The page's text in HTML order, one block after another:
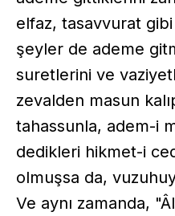
elfaz, tasavvurat
şeyler de ademe
suretlerini ve
zevalden masun
tahassunla, adem-i
dedikleri hikmet-i
olmuşsa da,
Ve aynı zamanda,